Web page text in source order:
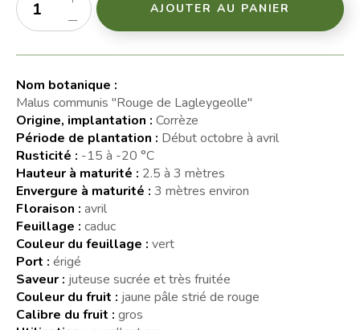
AJOUTER AU PANIER
Nom botanique :
Malus communis "Rouge de Lagleygeolle"
Origine, implantation : Corrèze
Période de plantation : Début octobre à avril
Rusticité : -15 à -20 °C
Hauteur à maturité : 2.5 à 3 mètres
Envergure à maturité : 3 mètres environ
Floraison : avril
Feuillage : caduc
Couleur du feuillage : vert
Port : érigé
Saveur : juteuse sucrée et très fruitée
Couleur du fruit : jaune pâle strié de rouge
Calibre du fruit : gros